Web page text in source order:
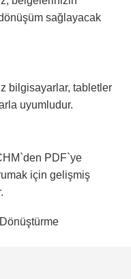
sağlayacak
bilgisayarlar, tabletler
uyumludur.
PDF`ye
için gelişmiş